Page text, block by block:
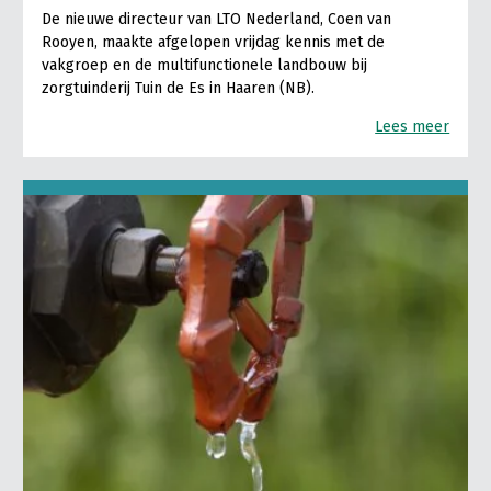
De nieuwe directeur van LTO Nederland, Coen van
Rooyen, maakte afgelopen vrijdag kennis met de
vakgroep en de multifunctionele landbouw bij
zorgtuinderij Tuin de Es in Haaren (NB).
Lees meer